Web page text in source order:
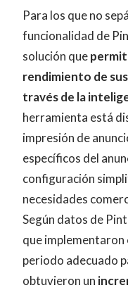
Para los que no
funcionalidad de
solución que
rendimiento de
través de la
herramienta está
impresión de
específicos del
configuración
necesidades
Según datos de
que
periodo adecuado
obtuvieron un